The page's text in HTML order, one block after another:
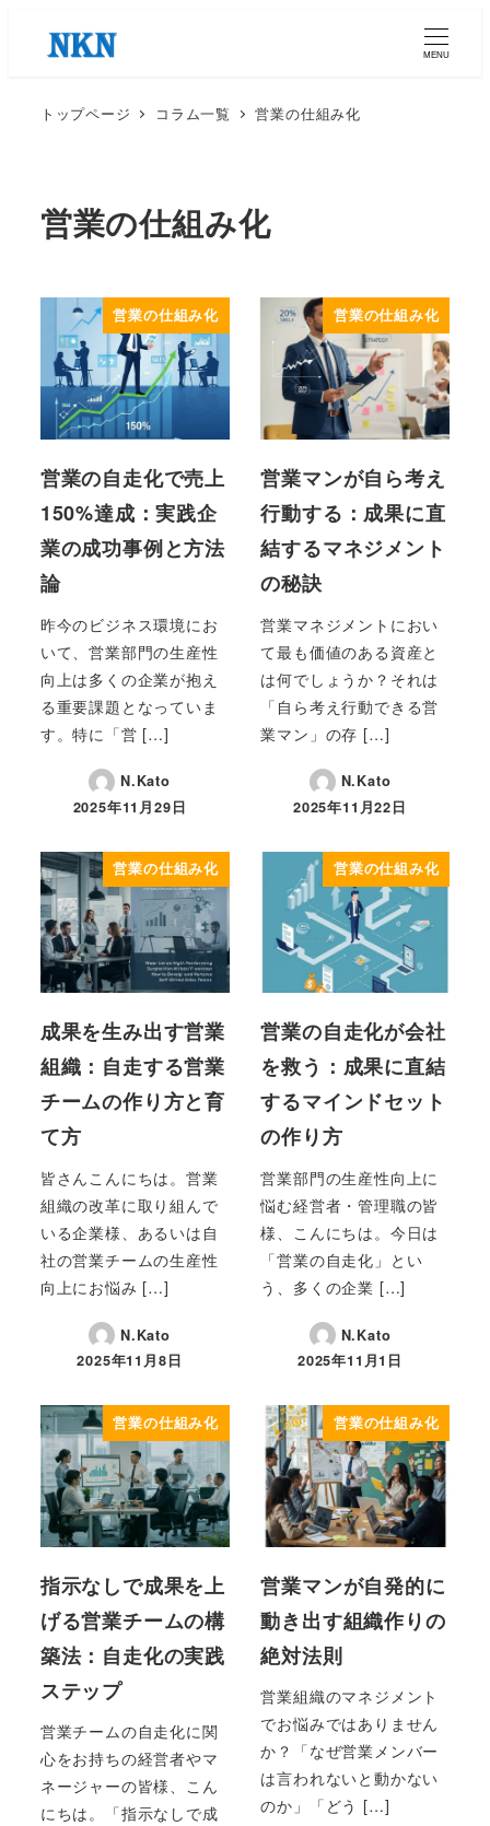
MENU
トップページ コラム一覧 営業の仕組み化
営業の仕組み化
営業の仕組み化
営業の自走化で売上
150%達成：実践企
業の成功事例と方法
論
昨今のビジネス環境にお
いて、営業部門の生産性
向上は多くの企業が抱え
る重要課題となっていま
す。特に「営 […]
N.Kato
投稿日
2025年11月29日
営業の仕組み化
営業マンが自ら考え
行動する：成果に直
結するマネジメント
の秘訣
営業マネジメントにおい
て最も価値のある資産と
は何でしょうか？それは
「自ら考え行動できる営
業マン」の存 […]
N.Kato
投稿日
2025年11月22日
営業の仕組み化
成果を生み出す営業
組織：自走する営業
チームの作り方と育
て方
皆さんこんにちは。営業
組織の改革に取り組んで
いる企業様、あるいは自
社の営業チームの生産性
向上にお悩み […]
N.Kato
投稿日
2025年11月8日
営業の仕組み化
営業の自走化が会社
を救う：成果に直結
するマインドセット
の作り方
営業部門の生産性向上に
悩む経営者・管理職の皆
様、こんにちは。今日は
「営業の自走化」とい
う、多くの企業 […]
N.Kato
投稿日
2025年11月1日
営業の仕組み化
指示なしで成果を上
げる営業チームの構
築法：自走化の実践
ステップ
営業チームの自走化に関
心をお持ちの経営者やマ
ネージャーの皆様、こん
にちは。「指示なしで成
営業の仕組み化
営業マンが自発的に
動き出す組織作りの
絶対法則
営業組織のマネジメント
でお悩みではありません
か？「なぜ営業メンバー
は言われないと動かない
のか」「どう […]